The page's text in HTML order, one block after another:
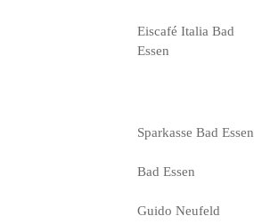
Eiscafé Italia Bad
Essen
Sparkasse Bad Essen
Bad Essen
Guido Neufeld